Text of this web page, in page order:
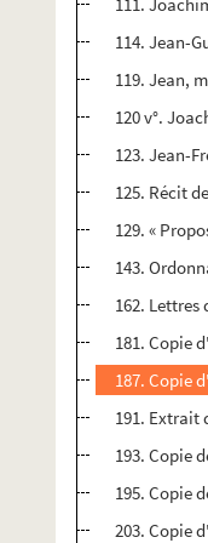
114. Jean-
119. Jean,
120 v°.
123. Jean-
125. Récit
129. «
143.
162. Lettres
181. Copie
187. Copie
191. Extrait
193. Copie
195. Copie
203. Copie